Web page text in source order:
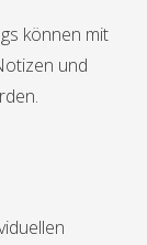
können mit
und